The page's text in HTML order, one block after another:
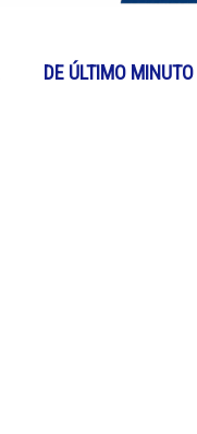
DE ÚLTIMO MINUTO